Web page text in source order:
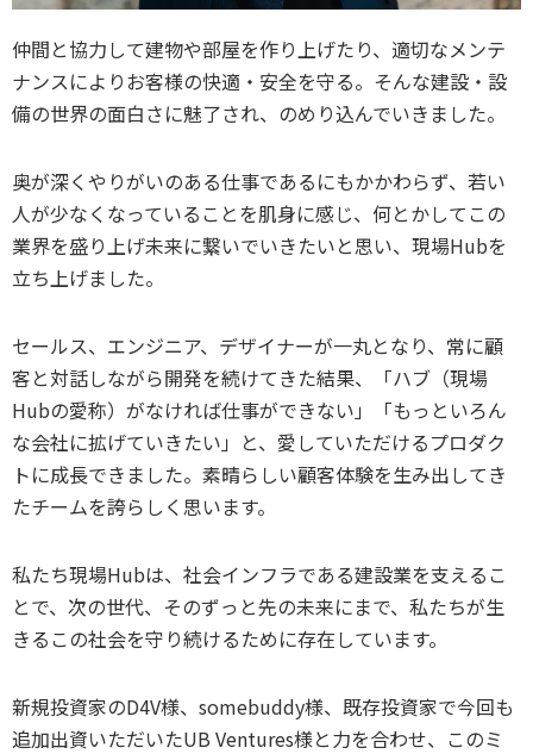
仲間と協力して建物や部屋を作り上げたり、適切なメンテ
ナンスによりお客様の快適・安全を守る。そんな建設・設
備の世界の面白さに魅了され、のめり込んでいきました。
奥が深くやりがいのある仕事であるにもかかわらず、若い
人が少なくなっていることを肌身に感じ、何とかしてこの
業界を盛り上げ未来に繋いでいきたいと思い、現場Hubを
立ち上げました。
セールス、エンジニア、デザイナーが一丸となり、常に顧
客と対話しながら開発を続けてきた結果、「ハブ（現場
Hubの愛称）がなければ仕事ができない」「もっといろん
な会社に拡げていきたい」と、愛していただけるプロダク
トに成長できました。素晴らしい顧客体験を生み出してき
たチームを誇らしく思います。
私たち現場Hubは、社会インフラである建設業を支えるこ
とで、次の世代、そのずっと先の未来にまで、私たちが生
きるこの社会を守り続けるために存在しています。
新規投資家のD4V様、somebuddy様、既存投資家で今回も
追加出資いただいたUB Ventures様と力を合わせ、このミ